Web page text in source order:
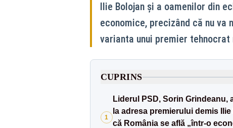
Ilie Bolojan și a oamenilor din
economice, precizând că nu va
varianta unui premier
CUPRINS
1
Liderul PSD, Sorin Grindeanu,
la adresa premierului demis
că România se află „într-o